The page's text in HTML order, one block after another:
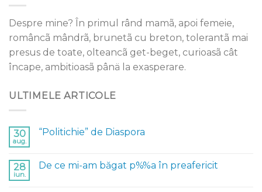
Despre mine? În primul rând mamã, apoi femeie,
româncã mândrã, brunetã cu breton, tolerantã mai
presus de toate, olteancã get-beget, curioasã cât
încape, ambitioasã pânä la exasperare.
ULTIMELE ARTICOLE
30
aug.
“Politichie” de Diaspora
28
iun.
De ce mi-am băgat p%%a în preafericit